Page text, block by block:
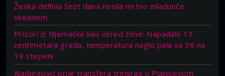
Ženka delfina šest dana nosila mrtvo mladunče
okeanom
Prizori iz Njemačke kao usred zime: Napadalo 15
centimetara grada, temperatura naglo pala sa 36 na
19 stepeni
Alajbegović prije transfera trenirao u Pjanićevom